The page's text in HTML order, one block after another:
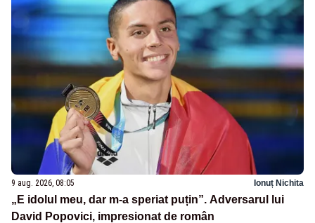
9 aug. 2026, 08:05 Ionuț Nichita
„E idolul meu, dar m-a speriat puțin”. Adversarul lui
David Popovici, impresionat de român